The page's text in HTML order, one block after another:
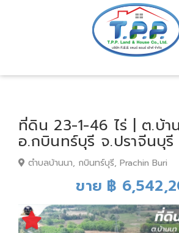
ที่ดิน 23-1-46 ไร่ | ต.บ้า
อ.กบินทร์บุรี จ.ปราจีนบุรี
ตำบลบ้านนา, กบินทร์บุรี, Prachin Buri
ขาย ฿